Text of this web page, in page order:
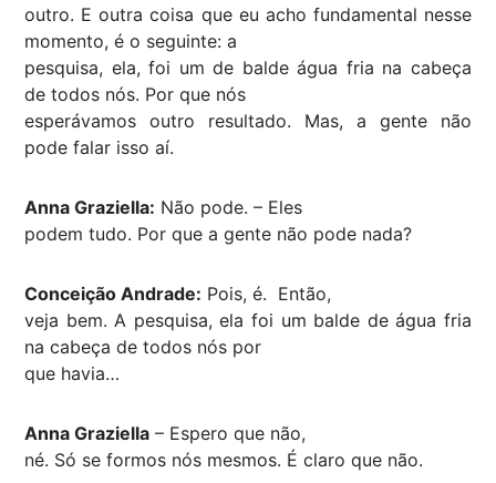
outro. E outra coisa que eu acho fundamental nesse
momento, é o seguinte: a
pesquisa, ela, foi um de balde água fria na cabeça
de todos nós. Por que nós
esperávamos outro resultado. Mas, a gente não
pode falar isso aí.
Anna Graziella: Não pode. – Eles
podem tudo. Por que a gente não pode nada?
Conceição Andrade: Pois, é. Então,
veja bem. A pesquisa, ela foi um balde de água fria
na cabeça de todos nós por
que havia…
Anna Graziella – Espero que não,
né. Só se formos nós mesmos. É claro que não.